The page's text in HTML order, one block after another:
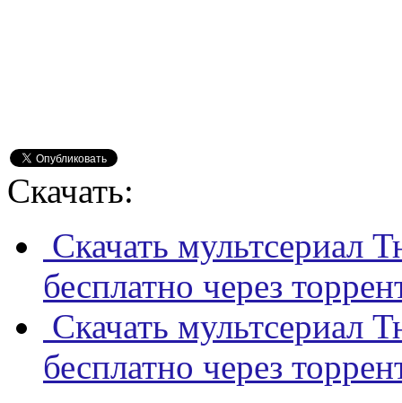
Скачать:
Скачать мультсериал
бесплатно через
Скачать мультсериал
бесплатно через